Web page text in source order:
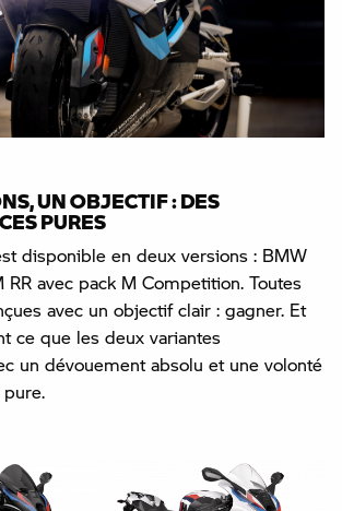
UN OBJECTIF : DES
PURES
disponible en deux versions : BMW
RR avec pack M Competition. Toutes
avec un objectif clair : gagner. Et
ce que les deux variantes
un dévouement absolu et une volonté